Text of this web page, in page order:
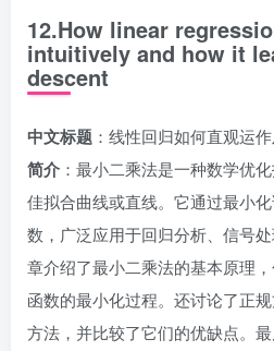
12.How linear
intuitively and how it
descent
中文标题 ：线性回归如何直观运
简介 ：最小二乘法是一种数学优
佳拟合曲线或直线。它通过最小
数，广泛应用于回归分析、信号
章介绍了最小二乘法的基本原理
函数的最小化过程。还讨论了正
方法，并比较了它们的优缺点。